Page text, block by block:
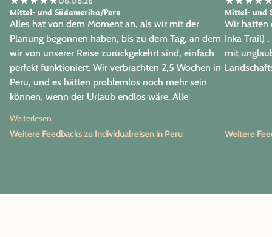
Mittel- und Südamerika/Peru
Alles hat von dem Moment an, als wir mit der
Planung begonnen haben, bis zu dem Tag, an dem
wir von unserer Reise zurückgekehrt sind, einfach
perfekt funktioniert. Wir verbrachten 2,5 Wochen in
Peru, und es hätten problemlos noch mehr sein
können, wenn der Urlaub endlos wäre. Alle
haben, angefangen bei Frau Ketz, unserer
Reiseberaterin von Papaya in Deutschland, über
Weiterlesen
Weitere Feedbacks zu Individualreisen in Peru
Mittel- und
Wir hatten
Inka Trail)
mit
Weitere